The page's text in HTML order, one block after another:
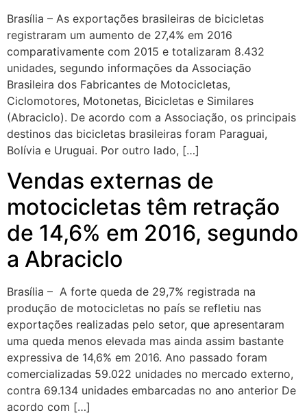
Brasília – As exportações brasileiras de bicicletas
registraram um aumento de 27,4% em 2016
comparativamente com 2015 e totalizaram 8.432
unidades, segundo informações da Associação
Brasileira dos Fabricantes de Motocicletas,
Ciclomotores, Motonetas, Bicicletas e Similares
(Abraciclo). De acordo com a Associação, os principais
destinos das bicicletas brasileiras foram Paraguai,
Bolívia e Uruguai. Por outro lado, […]
Vendas externas de
motocicletas têm retração
de 14,6% em 2016, segundo
a Abraciclo
Brasília – A forte queda de 29,7% registrada na
produção de motocicletas no país se refletiu nas
exportações realizadas pelo setor, que apresentaram
uma queda menos elevada mas ainda assim bastante
expressiva de 14,6% em 2016. Ano passado foram
comercializadas 59.022 unidades no mercado externo,
contra 69.134 unidades embarcadas no ano anterior De
acordo com […]